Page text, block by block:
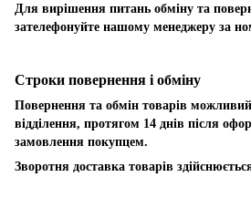
Для вирішення питань обміну та
зателефонуйте нашому менеджеру за
Строки повернення і обміну
Повернення та обмін товарів
відділення, протягом 14 днів після
замовлення покупцем.
Зворотня доставка товарів